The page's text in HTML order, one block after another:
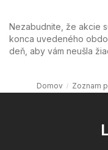
Nezabudnite, že akcie
konca uvedeného
deň, aby vám neušla
Domov Zoznam